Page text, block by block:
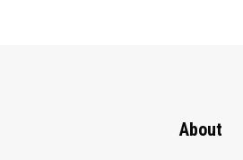
About